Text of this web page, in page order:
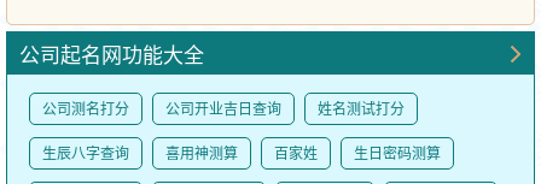
公司起名网功能大全
公司测名打分 公司开业吉日查询 姓名测试打分
生辰八字查询 喜用神测算 百家姓 生日密码测算